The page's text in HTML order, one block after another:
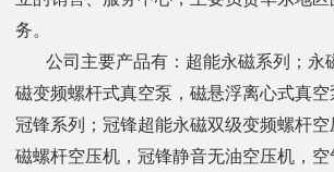
务。
公司主要产品有：超能永磁系列；永
磁变频螺杆式真空泵，磁悬浮离心式真空
冠锋系列；冠锋超能永磁双级变频螺杆
磁螺杆空压机，冠锋静音无油空压机，